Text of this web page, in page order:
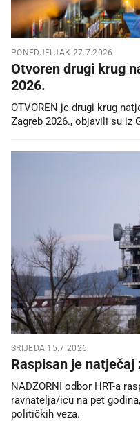
PONEDJELJAK 27.7.2026.
Otvoren drugi krug
2026.
OTVOREN je drugi krug
Zagreb 2026., objavili su iz
SRIJEDA 15.7.2026.
Raspisan je natječaj
NADZORNI odbor HRT-a
ravnatelja/icu na pet
političkih veza.